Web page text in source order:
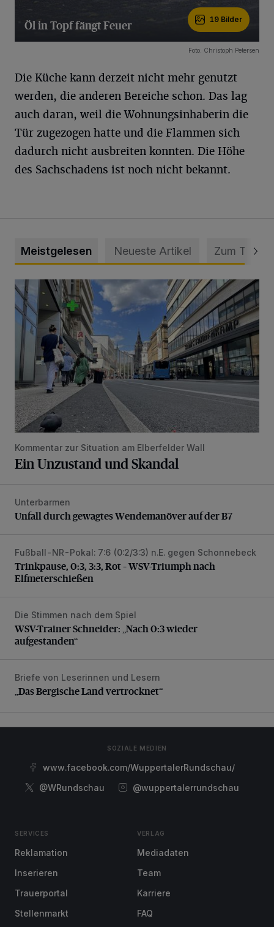
Öl in Topf fängt Feuer 19 Bilder
Foto: Christoph Petersen
Die Küche kann derzeit nicht mehr genutzt
werden, die anderen Bereiche schon. Das lag
auch daran, weil die Wohnungsinhaberin die
Tür zugezogen hatte und die Flammen sich
dadurch nicht ausbreiten konnten. Die Höhe
des Sachschadens ist noch nicht bekannt.
Meistgelesen Neueste Artikel Zum Thema
Ein Unzustand und Skandal
Kommentar zur Situation am Elberfelder Wall
Ein Unzustand und Skandal
Unfall durch gewagtes Wendemanöver auf der B7
Unterbarmen
Unfall durch gewagtes Wendemanöver auf der B7
Trinkpause, 0:3, 3:3, Rot – WSV-Triumph nach
Fußball-NR-Pokal: 7:6 (0:2/3:3) n.E. gegen Schonnebeck
Trinkpause, 0:3, 3:3, Rot – WSV-Triumph nach
Elfmeterschießen
WSV-Trainer Schneider: „Nach 0:3 wieder aufgestanden“
Die Stimmen nach dem Spiel
WSV-Trainer Schneider: „Nach 0:3 wieder
aufgestanden“
„Das Bergische Land vertrocknet“
Briefe von Leserinnen und Lesern
„Das Bergische Land vertrocknet“
SOZIALE MEDIEN
www.facebook.com/WuppertalerRundschau/
@WRundschau
@wuppertalerrundschau
SERVICES
Reklamation
Inserieren
Trauerportal
Stellenmarkt
VERLAG
Mediadaten
Team
Karriere
FAQ